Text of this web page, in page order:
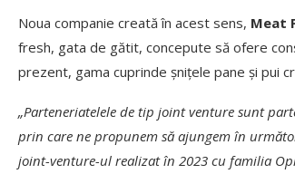
Noua companie creată în acest sens, Meat
fresh, gata de gătit, concepute să ofere
prezent, gama cuprinde șnițele pane și pui
„Parteneriatelele de tip joint venture sunt
prin care ne propunem să ajungem în
joint-venture-ul realizat în 2023 cu familia